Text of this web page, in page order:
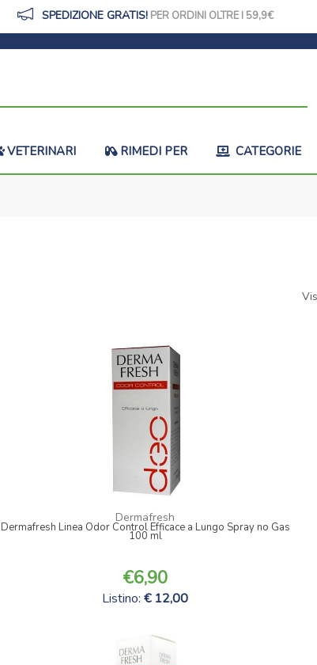
SPEDIZIONE GRATIS! PER ORDINI OLTRE I 59,9
VETERINARI RIMEDI PER CATEGORIE
Dermafresh
Dermafresh Linea Odor Control Efficace a Lungo Spray no Gas
100 ml
6,90
Listino:12,00